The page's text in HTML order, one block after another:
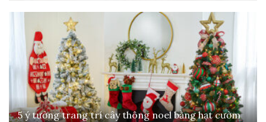
5 ý tưởng trang trí cây thông noel bằng hạt cườm